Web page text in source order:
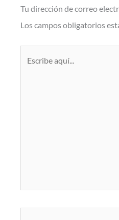
Tu dirección de correo
Los campos obligatorios